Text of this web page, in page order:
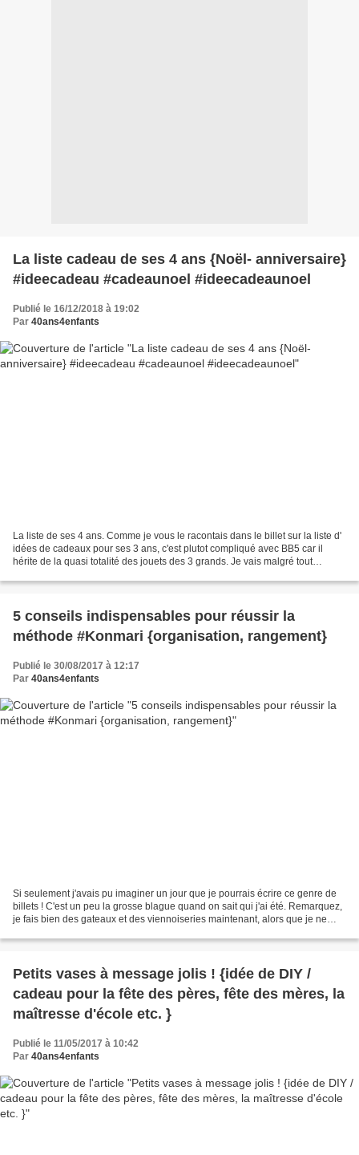
La liste cadeau de ses 4 ans {Noël- anniversaire}
#ideecadeau #cadeaunoel #ideecadeaunoel
Publié le 16/12/2018 à 19:02
Par 40ans4enfants
La liste de ses 4 ans. Comme je vous le racontais dans le billet sur la liste d'
idées de cadeaux pour ses 3 ans, c'est plutot compliqué avec BB5 car il
hérite de la quasi totalité des jouets des 3 grands. Je vais malgré tout
5 conseils indispensables pour réussir la
méthode #Konmari {organisation, rangement}
Publié le 30/08/2017 à 12:17
Par 40ans4enfants
Si seulement j'avais pu imaginer un jour que je pourrais écrire ce genre de
billets ! C'est un peu la grosse blague quand on sait qui j'ai été. Remarquez,
je fais bien des gateaux et des viennoiseries maintenant, alors que je ne
Petits vases à message jolis ! {idée de DIY /
cadeau pour la fête des pères, fête des mères, la
maîtresse d'école etc. }
Publié le 11/05/2017 à 10:42
Par 40ans4enfants